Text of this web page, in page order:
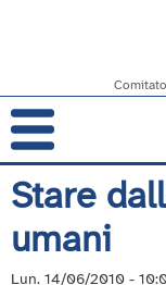
Salta
al
contenuto
principale
Navigazione
principale
Stare
umani
Lun. 14/06/2010 -